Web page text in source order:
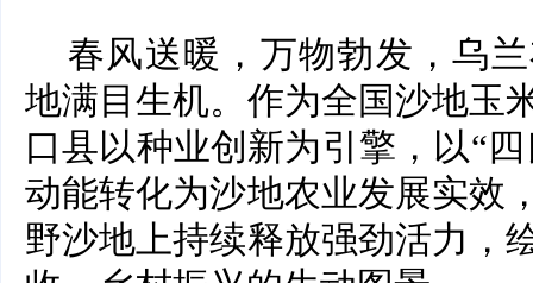
春风送暖，万物勃发，乌
地满目生机。作为全国沙地玉
口县以种业创新为引擎，以“
动能转化为沙地农业发展实效
野沙地上持续释放强劲活力，